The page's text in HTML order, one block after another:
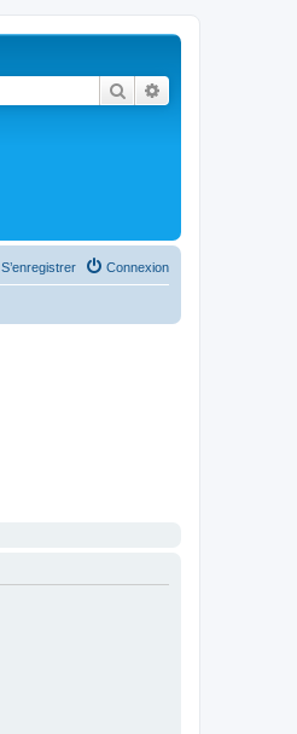
Rechercher
Connexion
S’enregistrer